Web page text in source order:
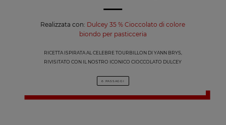
Realizzata con: Dulcey 35 % Cioccolato di colore
biondo per pasticceria
RICETTA ISPIRATA AL CELEBRE TOURBILLON DI YANN BRYS,
RIVISITATO CON IL NOSTRO ICONICO CIOCCOLATO DULCEY
6 PASSAGGI